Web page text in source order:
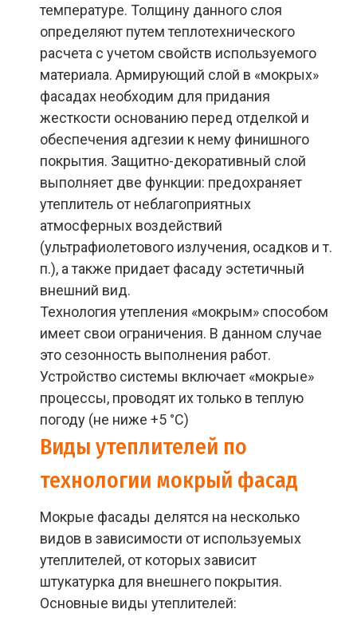
температуре. Толщину данного слоя
определяют путем теплотехнического
расчета с учетом свойств используемого
материала. Армирующий слой в «мокрых»
фасадах необходим для придания
жесткости основанию перед отделкой и
обеспечения адгезии к нему финишного
покрытия. Защитно-декоративный слой
выполняет две функции: предохраняет
утеплитель от неблагоприятных
атмосферных воздействий
(ультрафиолетового излучения, осадков и т.
п.), а также придает фасаду эстетичный
внешний вид.
Технология утепления «мокрым» способом
имеет свои ограничения. В данном случае
это сезонность выполнения работ.
Устройство системы включает «мокрые»
процессы, проводят их только в теплую
погоду (не ниже +5 °С)
Виды утеплителей по
технологии мокрый фасад
Мокрые фасады делятся на несколько
видов в зависимости от используемых
утеплителей, от которых зависит
штукатурка для внешнего покрытия.
Основные виды утеплителей: